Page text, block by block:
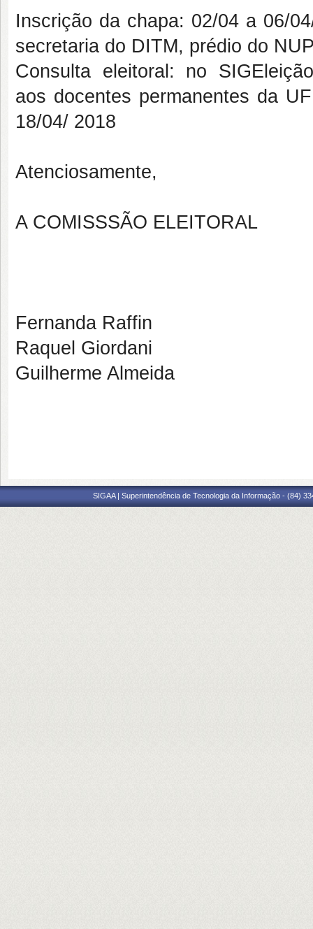
Inscrição da chapa: 02/04 a 06/
secretaria do DITM, prédio do
Consulta eleitoral: no
aos docentes permanentes da
18/04/ 2018
Atenciosamente,
A COMISSSÃO ELEITORAL
Fernanda Raffin
Raquel Giordani
Guilherme Almeida
SIGAA | Superintendência de Tecnologia da Informação - (84)